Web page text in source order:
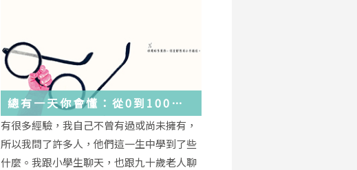
總有一天你會懂：從0到100
歲，該學會的人生大事，都在這
些生活的小事裡了
有很多經驗，我自己不曾有過或尚未擁有，
所以我問了許多人，他們這一生中學到了些
什麼。我跟小學生聊天，也跟九十歲老人聊